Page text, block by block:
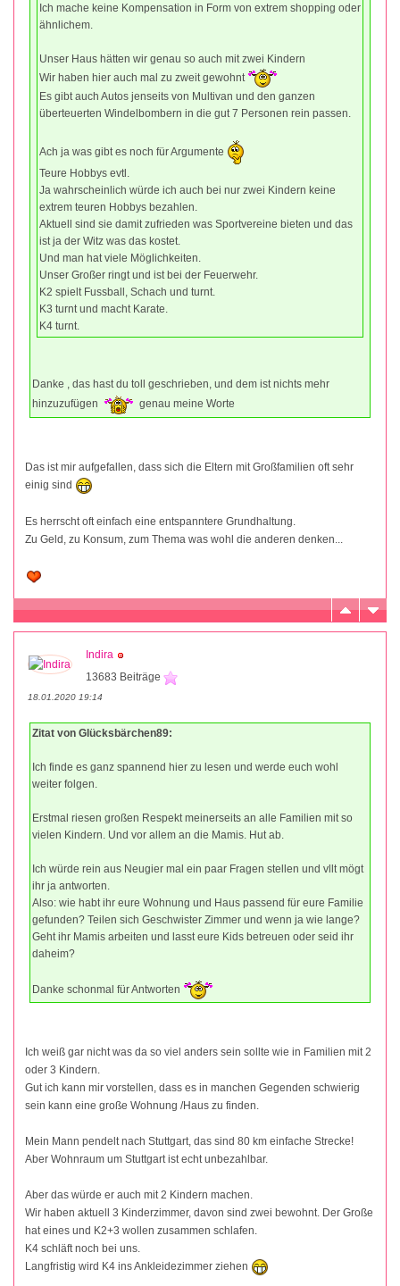
Ich mache keine Kompensation in Form von extrem shopping oder
ähnlichem.
Unser Haus hätten wir genau so auch mit zwei Kindern
Wir haben hier auch mal zu zweit gewohnt
Es gibt auch Autos jenseits von Multivan und den ganzen
überteuerten Windelbombern in die gut 7 Personen rein passen.
Ach ja was gibt es noch für Argumente
Teure Hobbys evtl.
Ja wahrscheinlich würde ich auch bei nur zwei Kindern keine
extrem teuren Hobbys bezahlen.
Aktuell sind sie damit zufrieden was Sportvereine bieten und das
ist ja der Witz was das kostet.
Und man hat viele Möglichkeiten.
Unser Großer ringt und ist bei der Feuerwehr.
K2 spielt Fussball, Schach und turnt.
K3 turnt und macht Karate.
K4 turnt.
Danke , das hast du toll geschrieben, und dem ist nichts mehr
hinzuzufügen
genau meine Worte
Das ist mir aufgefallen, dass sich die Eltern mit Großfamilien oft sehr
einig sind
Es herrscht oft einfach eine entspanntere Grundhaltung.
Zu Geld, zu Konsum, zum Thema was wohl die anderen denken...
Indira
13683 Beiträge
18.01.2020 19:14
Zitat von Glücksbärchen89:
Ich finde es ganz spannend hier zu lesen und werde euch wohl
weiter folgen.
Erstmal riesen großen Respekt meinerseits an alle Familien mit so
vielen Kindern. Und vor allem an die Mamis. Hut ab.
Ich würde rein aus Neugier mal ein paar Fragen stellen und vllt mögt
ihr ja antworten.
Also: wie habt ihr eure Wohnung und Haus passend für eure Familie
gefunden? Teilen sich Geschwister Zimmer und wenn ja wie lange?
Geht ihr Mamis arbeiten und lasst eure Kids betreuen oder seid ihr
daheim?
Danke schonmal für Antworten
Ich weiß gar nicht was da so viel anders sein sollte wie in Familien mit 2
oder 3 Kindern.
Gut ich kann mir vorstellen, dass es in manchen Gegenden schwierig
sein kann eine große Wohnung /Haus zu finden.
Mein Mann pendelt nach Stuttgart, das sind 80 km einfache Strecke!
Aber Wohnraum um Stuttgart ist echt unbezahlbar.
Aber das würde er auch mit 2 Kindern machen.
Wir haben aktuell 3 Kinderzimmer, davon sind zwei bewohnt. Der Große
hat eines und K2+3 wollen zusammen schlafen.
K4 schläft noch bei uns.
Langfristig wird K4 ins Ankleidezimmer ziehen